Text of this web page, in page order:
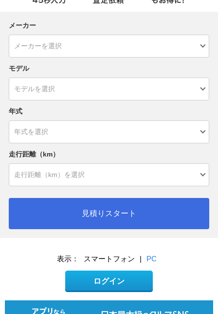
メーカー
モデル
年式
走行距離（km）
見積りスタート
表示： スマートフォン | PC
ログイン